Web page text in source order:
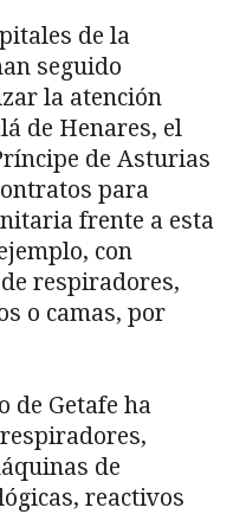
de la
seguido
la atención
de Henares, el
de Asturias
para
frente a esta
con
respiradores,
o camas, por
de Getafe ha
de
reactivos